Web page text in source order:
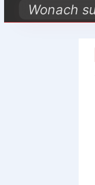
Search